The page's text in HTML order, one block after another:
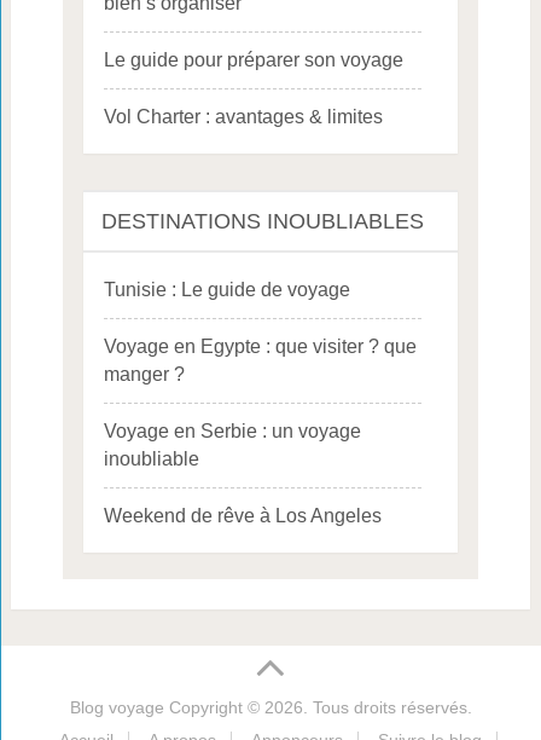
Le guide pour préparer son voyage
Vol Charter : avantages & limites
DESTINATIONS INOUBLIABLES
Tunisie : Le guide de voyage
Voyage en Egypte : que visiter ? que
manger ?
Voyage en Serbie : un voyage
inoubliable
Weekend de rêve à Los Angeles
Blog voyage Copyright © 2026. Tous droits réservés.